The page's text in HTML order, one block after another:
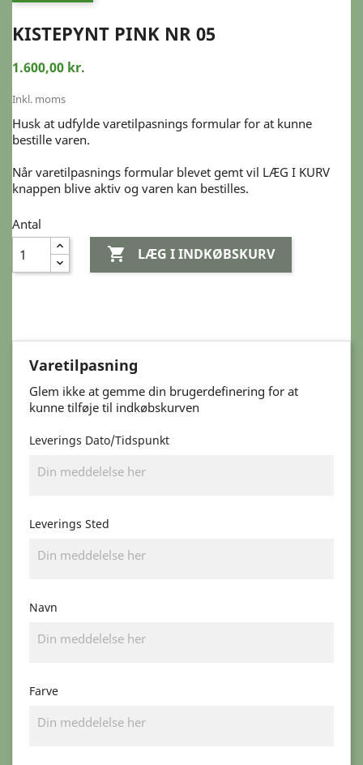
KISTEPYNT PINK NR 05
1.600,00 kr.
Inkl. moms
Husk at udfylde varetilpasnings formular for at kunne
bestille varen.
Når varetilpasnings formular blevet gemt vil LÆG I KURV
knappen blive aktiv og varen kan bestilles.
Antal
 LÆG I INDKØBSKURV
Varetilpasning
Glem ikke at gemme din brugerdefinering for at
kunne tilføje til indkøbskurven
Leverings Dato/Tidspunkt
Leverings Sted
Navn
Farve